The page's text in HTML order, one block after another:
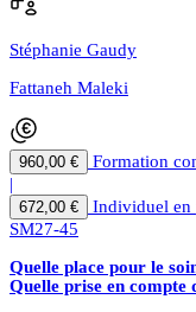
Stéphanie Gaudy
Fattaneh Maleki
960,00 €
Formation
|
672,00 €
Individuel en
SM27-45
Quelle place pour le
Quelle prise en compte